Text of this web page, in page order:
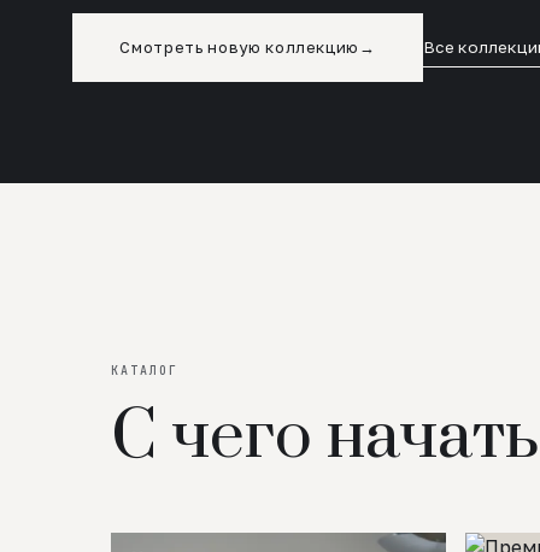
Смотреть новую коллекцию → Все
КАТАЛОГ
С чего начать